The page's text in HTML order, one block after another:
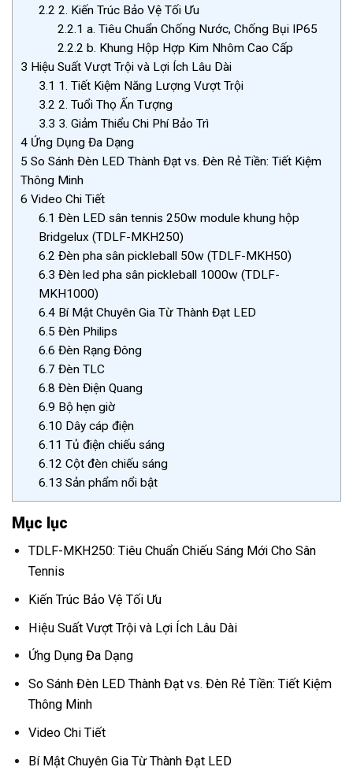
2.2 2. Kiến Trúc Bảo Vệ Tối Ưu
2.2.1 a. Tiêu Chuẩn Chống Nước, Chống Bụi IP65
2.2.2 b. Khung Hộp Hợp Kim Nhôm Cao Cấp
3 Hiệu Suất Vượt Trội và Lợi Ích Lâu Dài
3.1 1. Tiết Kiệm Năng Lượng Vượt Trội
3.2 2. Tuổi Thọ Ấn Tượng
3.3 3. Giảm Thiểu Chi Phí Bảo Trì
4 Ứng Dụng Đa Dạng
5 So Sánh Đèn LED Thành Đạt vs. Đèn Rẻ Tiền: Tiết Kiệm
Thông Minh
6 Video Chi Tiết
6.1 Đèn LED sân tennis 250w module khung hộp
Bridgelux (TDLF-MKH250)
6.2 Đèn pha sân pickleball 50w (TDLF-MKH50)
6.3 Đèn led pha sân pickleball 1000w (TDLF-
MKH1000)
6.4 Bí Mật Chuyên Gia Từ Thành Đạt LED
6.5 Đèn Philips
6.6 Đèn Rạng Đông
6.7 Đèn TLC
6.8 Đèn Điện Quang
6.9 Bộ hẹn giờ
6.10 Dây cáp điện
6.11 Tủ điện chiếu sáng
6.12 Cột đèn chiếu sáng
6.13 Sản phẩm nổi bật
Mục lục
TDLF-MKH250: Tiêu Chuẩn Chiếu Sáng Mới Cho Sân
Tennis
Kiến Trúc Bảo Vệ Tối Ưu
Hiệu Suất Vượt Trội và Lợi Ích Lâu Dài
Ứng Dụng Đa Dạng
So Sánh Đèn LED Thành Đạt vs. Đèn Rẻ Tiền: Tiết Kiệm
Thông Minh
Video Chi Tiết
Bí Mật Chuyên Gia Từ Thành Đạt LED